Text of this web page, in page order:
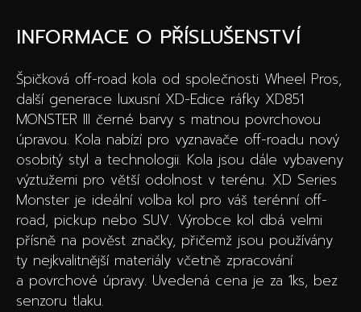
INFORMACE O PŘÍSLUŠENSTVÍ
Špičková off-road kola od společnosti Wheel Pros,
další generace luxusní XD-Edice ráfky XD851
MONSTER III černé barvy s matnou povrchovou
úpravou. Kola nabízí pro vyznavače off-roadu nový
osobitý styl a technologii. Kola jsou dále vybaveny
výztužemi pro větší odolnost v terénu. XD Series
Monster je ideální volba kol pro váš terénní off-
road, pickup nebo SUV. Výrobce kol dbá velmi
přísně na pověst značky, přičemž jsou používány
ty nejkvalitnější materiály včetně zpracování
a povrchové úpravy. Uvedená cena je za 1ks, bez
senzoru tlaku.